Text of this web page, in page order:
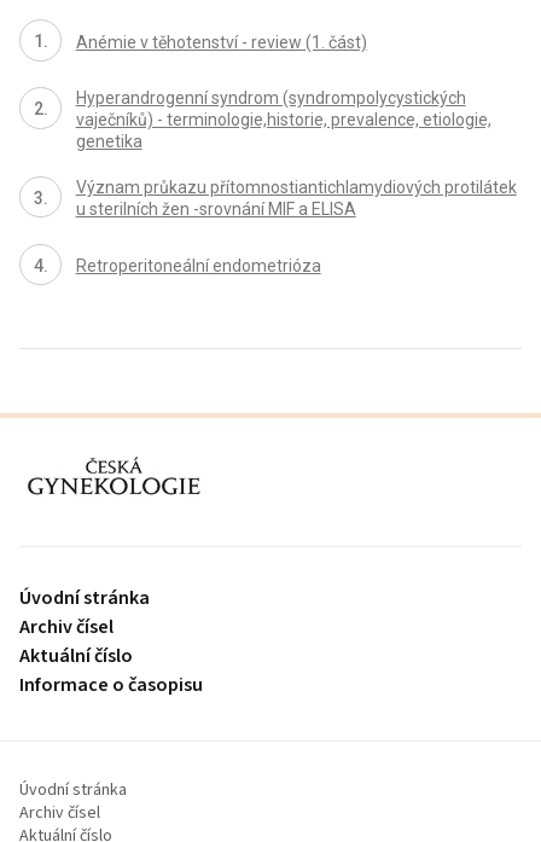
Anémie v těhotenství - review (1. část)
Hyperandrogenní syndrom (syndrompolycystických
vaječníků) - terminologie,historie, prevalence, etiologie,
genetika
Význam průkazu přítomnostiantichlamydiových protilátek
u sterilních žen -srovnání MIF a ELISA
Retroperitoneální endometrióza
proLékaře.cz
Úvodní stránka
Archiv čísel
Aktuální číslo
Informace o časopisu
Úvodní stránka
Archiv čísel
Aktuální číslo